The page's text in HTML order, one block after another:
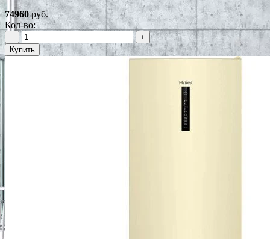
74960руб.
Кол-во:
−
+
Купить